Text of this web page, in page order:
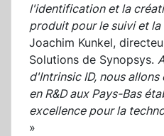
l'identification et la
produit pour le suivi et
Joachim Kunkel,
Solutions de Synopsys.
d'Intrinsic ID, nous
en R&D aux Pays-Bas
excellence pour la
»